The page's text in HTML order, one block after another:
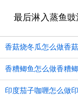
最后淋入蒸鱼豉
香菇烧冬瓜怎么做香
香糟鲫鱼怎么做香糟
印度茄子咖喱怎么做